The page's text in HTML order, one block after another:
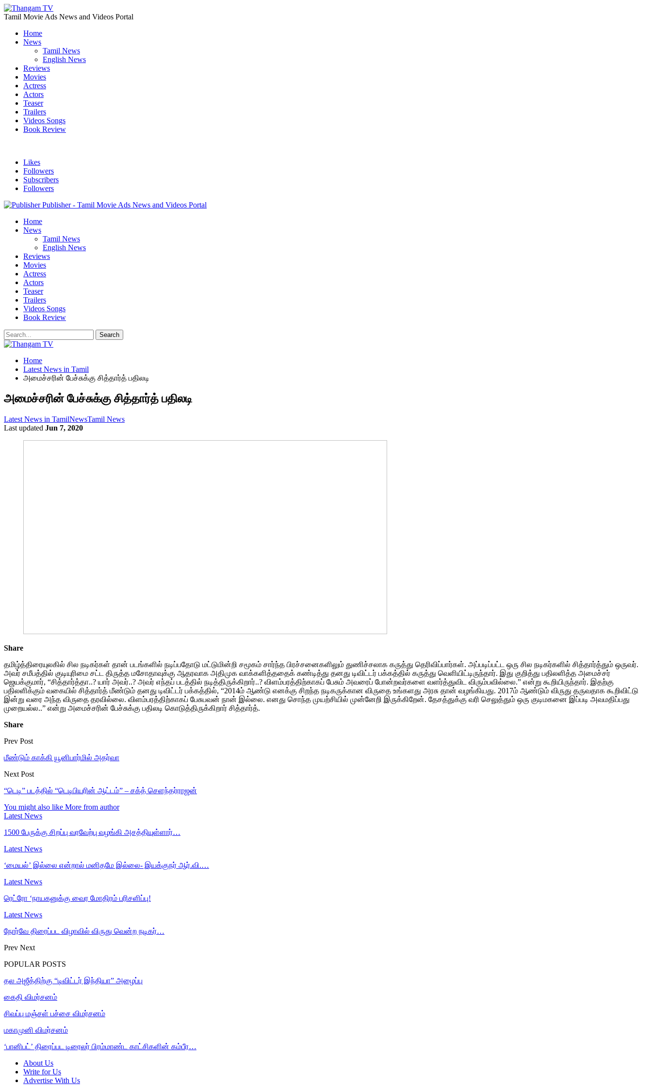
Tamil Movie Ads News and Videos Portal
Home
News
Tamil News
English News
Reviews
Movies
Actress
Actors
Teaser
Trailers
Videos Songs
Book Review
Likes
Followers
Subscribers
Followers
Publisher - Tamil Movie Ads News and Videos Portal
Home
News
Tamil News
English News
Reviews
Movies
Actress
Actors
Teaser
Trailers
Videos Songs
Book Review
Home
Latest News in Tamil
அமைச்சரின் பேச்சுக்கு சித்தார்த் பதிலடி
அமைச்சரின் பேச்சுக்கு சித்தார்த் பதிலடி
Latest News in TamilNewsTamil News
Last updated Jun 7, 2020
Share
தமிழ்த்திரையுலகில் சில நடிகர்கள் தான் படங்களில் நடிப்பதோடு மட்டுமின்றி சமூகம் சார்ந்த பிரச்சனைகளிலும் துணிச்சலாக கருத்து தெரிவிப்பார்கள். அப்படிப்பட்ட ஒரு சில நடிகர்களில் சித்தார்த்தும் ஒருவர்.
அவர் சமீபத்தில் குடியுரிமை சட்ட திருத்த மசோதாவுக்கு ஆதரவாக அதிமுக வாக்களித்ததைக் கண்டித்து தனது டிவிட்டர் பக்கத்தில் கருத்து வெளியிட்டிருந்தார். இது குறித்து பதிலளித்த அமைச்சர்
ஜெயக்குமார், “சித்தார்த்தா..? யார் அவர்..? அவர் எந்தப் படத்தில் நடித்திருக்கிறார்..? விளம்பரத்திற்காகப் பேசும் அவரைப் போன்றவர்களை வளர்த்துவிட விரும்பவில்லை.” என்று கூறியிருந்தார். இதற்கு
பதிலளிக்கும் வகையில் சித்தார்த் மீண்டும் தனது டிவிட்டர் பக்கத்தில், “2014ம் ஆண்டு எனக்கு சிறந்த நடிகருக்கான விருதை உங்களது அரசு தான் வழங்கியது. 2017ம் ஆண்டும் விருது தருவதாக கூறிவிட்டு
இன்று வரை அந்த விருதை தரவில்லை. விளம்பரத்திற்காகப் பேசுபவன் நான் இல்லை. எனது சொந்த முயற்சியில் முன்னேறி இருக்கிறேன். தேசத்துக்கு வரி செலுத்தும் ஒரு குடிமகனை இப்படி அவமதிப்பது
முறையல்ல..” என்று அமைச்சரின் பேச்சுக்கு பதிலடி கொடுத்திருக்கிறார் சித்தார்த்.
Share
Prev Post
மீண்டும் காக்கி யூனிபார்மில் அதர்வா
Next Post
“டெடி” படத்தில் “டெடிபியரின் ஆட்டம்” – சக்த் செளந்தர்ராஜன்
You might also like More from author
Latest News
1500 பேருக்கு சிறப்பு வரவேற்பு வழங்கி அசத்தியுள்ளார்…
Latest News
‘மையல்’ இல்லை என்றால் மனிதமே இல்லை- இயக்குநர் ஆர்.வி.…
Latest News
ரெட்ரோ ‘நாயகனுக்கு வைர மோதிரம் பரிசளிப்பு!
Latest News
நோர்வே திரைப்பட விழாவில் விருது வென்ற நடிகர்…
Prev Next
POPULAR POSTS
தல அஜீத்திற்கு “டிவிட்டர் இந்தியா” அழைப்பு
கைதி விமர்சனம்
சிவப்பு மஞ்சள் பச்சை விமர்சனம்
மகாமுனி விமர்சனம்
‘பானிபட்’ திரைப்பட டிரைலர் பிரம்மாண்ட காட்சிகளின் கம்பீர…
About Us
Write for Us
Advertise With Us